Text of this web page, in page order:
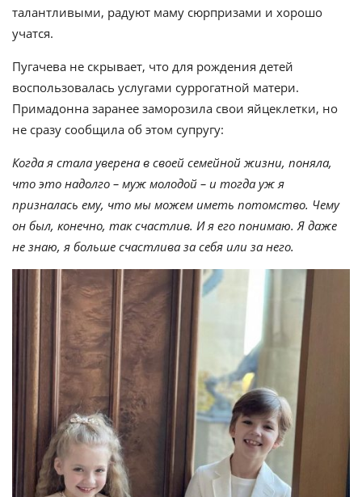
талантливыми, радуют маму сюрпризами и хорошо
учатся.
Пугачева не скрывает, что для рождения детей
воспользовалась услугами суррогатной матери.
Примадонна заранее заморозила свои яйцеклетки, но
не сразу сообщила об этом супругу:
Когда я стала уверена в своей семейной жизни, поняла,
что это надолго – муж молодой – и тогда уж я
призналась ему, что мы можем иметь потомство. Чему
он был, конечно, так счастлив. И я его понимаю. Я даже
не знаю, я больше счастлива за себя или за него.